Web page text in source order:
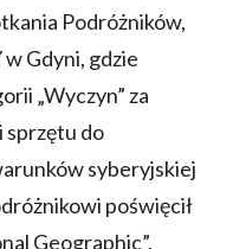
Podróżników,
Gdyni, gdzie
„Wyczyn” za
sprzętu do
syberyjskiej
poświęcił
Geographic”.